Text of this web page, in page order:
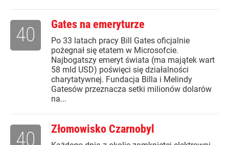
Gates na emeryturze
Po 33 latach pracy Bill Gates oficjalnie
pożegnał się etatem w Microsofcie.
Najbogatszy emeryt świata (ma majątek wart
58 mld USD) poświęci się działalności
charytatywnej. Fundacja Billa i Melindy
Gatesów przeznacza setki milionów dolarów
na...
40
Złomowisko Czarnobyl
40